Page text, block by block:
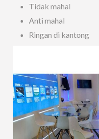
Tidak mahal
Anti mahal
Ringan di kantong